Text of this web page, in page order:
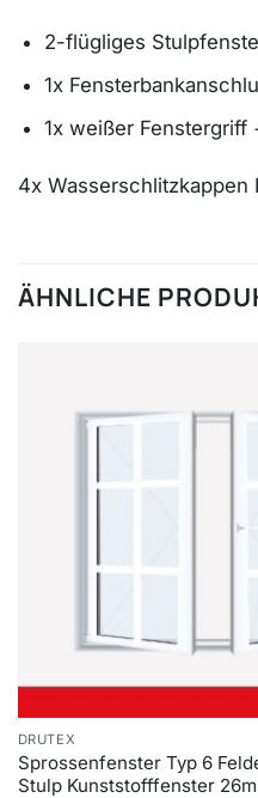
2-flügliges
1x
1x weißer Fenstergriff
4x Wasserschlitzkappen
ÄHNLICHE
DRUTEX
Sprossenfenster Typ 6
Stulp Kunststofffenster